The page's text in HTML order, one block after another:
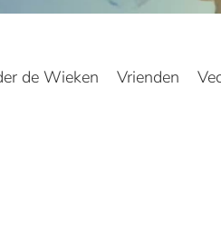
de Wieken Vrienden